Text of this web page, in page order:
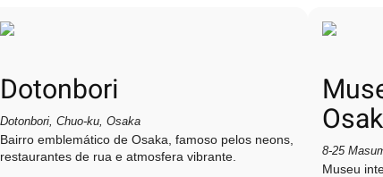
Dotonbori
Dotonbori, Chuo‑ku, Osaka
Bairro emblemático de Osaka, famoso pelos neons,
restaurantes de rua e atmosfera vibrante.
8‑25
Museu